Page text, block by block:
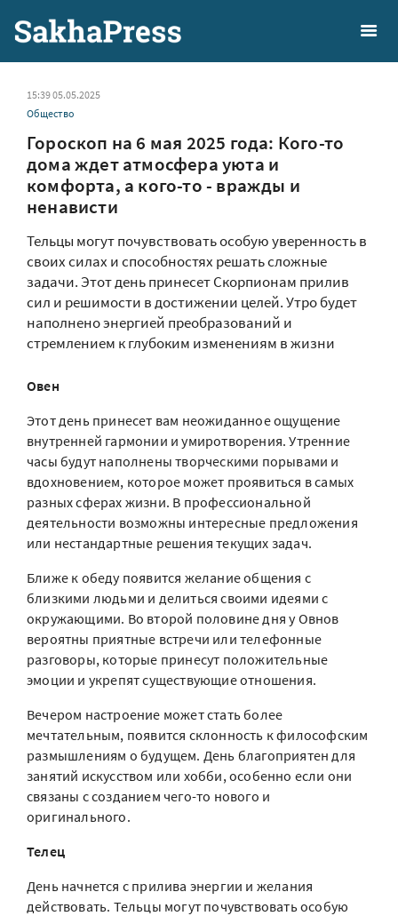
15:39 05.05.2025
Общество
Гороскоп на 6 мая 2025 года: Кого-то
дома ждет атмосфера уюта и
комфорта, а кого-то - вражды и
ненависти
Тельцы могут почувствовать особую уверенность в
своих силах и способностях решать сложные
задачи. Этот день принесет Скорпионам прилив
сил и решимости в достижении целей. Утро будет
наполнено энергией преобразований и
стремлением к глубоким изменениям в жизни
Овен
Этот день принесет вам неожиданное ощущение
внутренней гармонии и умиротворения. Утренние
часы будут наполнены творческими порывами и
вдохновением, которое может проявиться в самых
разных сферах жизни. В профессиональной
деятельности возможны интересные предложения
или нестандартные решения текущих задач.
Ближе к обеду появится желание общения с
близкими людьми и делиться своими идеями с
окружающими. Во второй половине дня у Овнов
вероятны приятные встречи или телефонные
разговоры, которые принесут положительные
эмоции и укрепят существующие отношения.
Вечером настроение может стать более
мечтательным, появится склонность к философским
размышлениям о будущем. День благоприятен для
занятий искусством или хобби, особенно если они
связаны с созданием чего-то нового и
оригинального.
Телец
День начнется с прилива энергии и желания
действовать. Тельцы могут почувствовать особую